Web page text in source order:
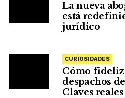
La nueva
está
jurídico
CURIOSIDADES
Cómo
despachos
Claves